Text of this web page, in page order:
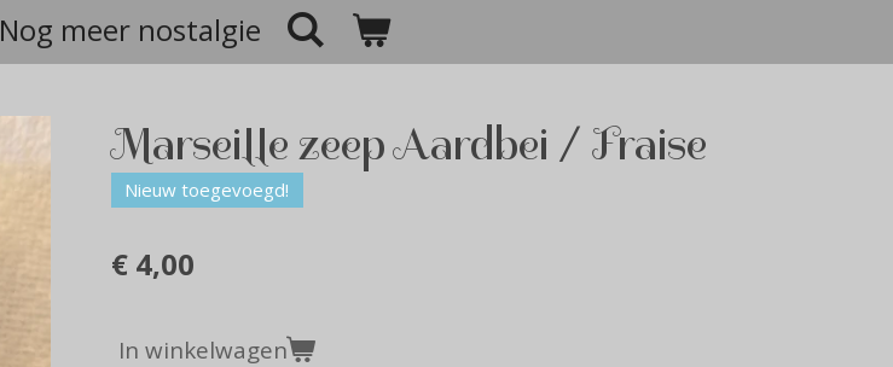
Nog meer nostalgie
Marseille zeep Aardbei / Fraise
Nieuw toegevoegd!
€ 4,00
In winkelwagen